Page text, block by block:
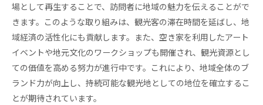
地域ビジョンと空き家対策の連動
未来志向の賃貸市場形成
文化資源としての空き家活用戦略
空き家対策による地域のブランド化
長期的な地域活性化計画の構築
持続可能なまちづくりのための政策提言
場として再生することで、訪問者に地域の魅力を伝えることがで
きます。このような取り組みは、観光客の滞在時間を延ばし、地
域経済の活性化にも貢献します。また、空き家を利用したアート
イベントや地元文化のワークショップも開催され、観光資源とし
ての価値を高める努力が進行中です。これにより、地域全体のブ
ランド力が向上し、持続可能な観光地としての地位を確立するこ
とが期待されています。